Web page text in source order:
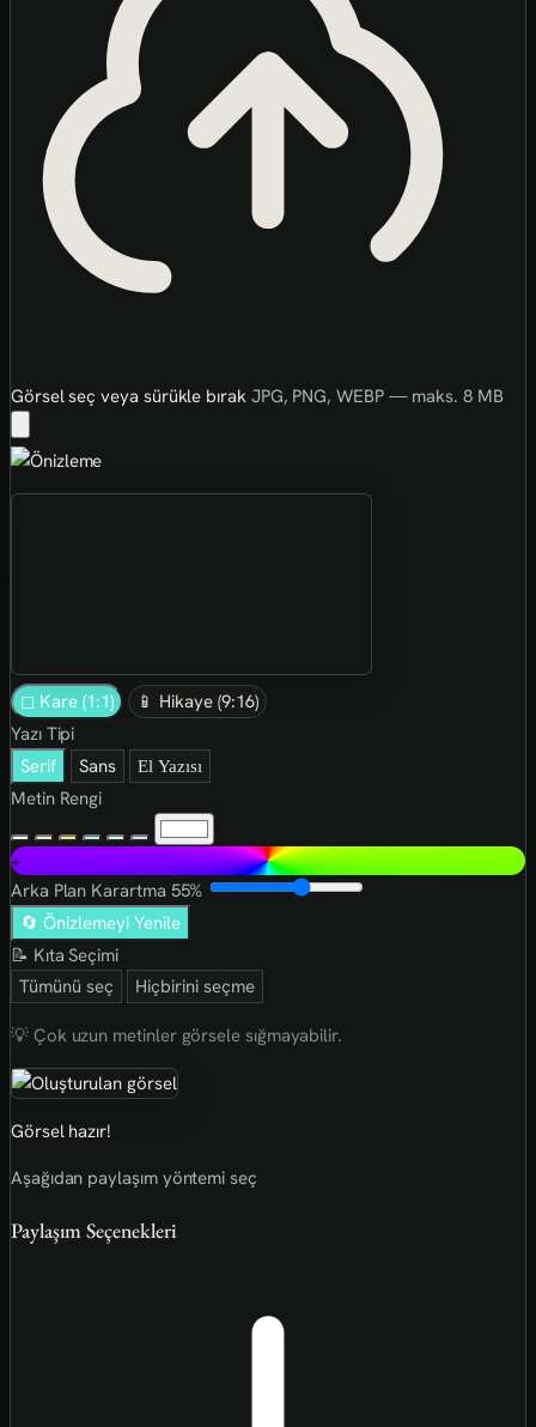
Görsel seç veya sürükle bırak JPG, PNG, WEBP — maks. 8 MB
◻ Kare (1:1)
📱 Hikaye (9:16)
Yazı Tipi
Serif
Sans El Yazısı
Metin Rengi
+
Arka Plan Karartma 55%
🔄 Önizlemeyi Yenile
📝 Kıta Seçimi
Tümünü seç
Hiçbirini seçme
💡 Çok uzun metinler görsele sığmayabilir.
Görsel hazır!
Aşağıdan paylaşım yöntemi seç
Paylaşım Seçenekleri